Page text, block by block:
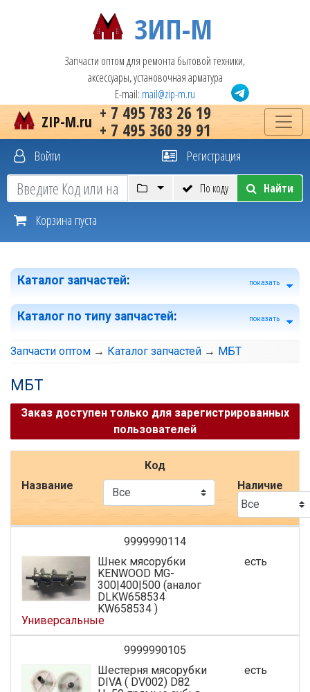
ЗИП-М
Запчасти оптом для ремонта бытовой техники,
аксессуары, установочная арматура
E-mail: mail@zip-m.ru
+ 7 495 783 26 19
+ 7 495 360 39 91
ZIP-M.ru
Войти Регистрация
По коду Найти
Корзина пуста
Каталог запчастей: показать
Каталог по типу запчастей: показать
Запчасти оптом → Каталог запчастей → МБТ
МБТ
Заказ доступен только для зарегистрированных
пользователей
Код
Название
Наличие
9999990114
Шнек мясорубки
KENWOOD MG-
300|400|500 (аналог
DLKW658534
KW658534 )
Универсальные
есть
9999990105
Шестерня мясорубки
DIVA ( DV002) D82
есть